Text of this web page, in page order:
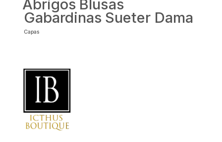
Abrigos Blusas
Gabardinas Sueter Dama
Capas